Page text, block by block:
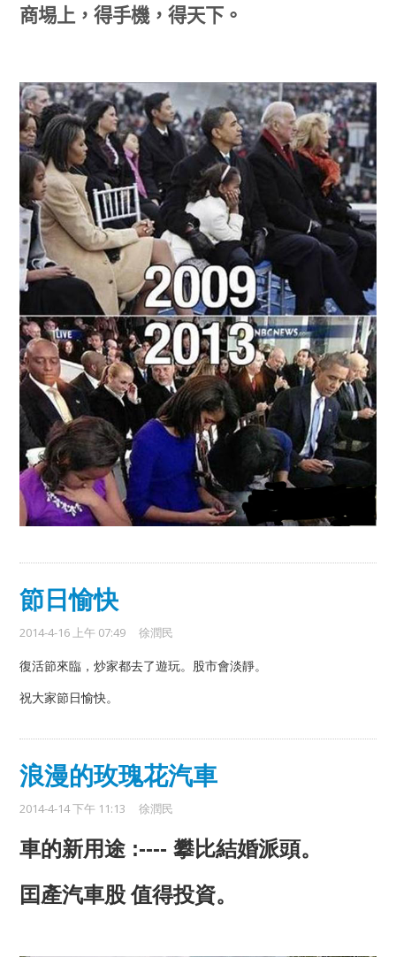
商埸上，得手機，得天下。
節日愉快
2014-4-16 上午 07:49 徐潤民
復活節來臨，炒家都去了遊玩。股市會淡靜。
祝大家節日愉快。
浪漫的玫瑰花汽車
2014-4-14 下午 11:13 徐潤民
車的新用途 :----攀比結婚派頭。
囯產汽車股 值得投資。